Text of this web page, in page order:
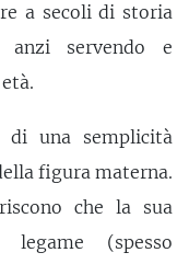
a secoli di storia
anzi servendo e
di una semplicità
figura materna.
che la sua
(spesso